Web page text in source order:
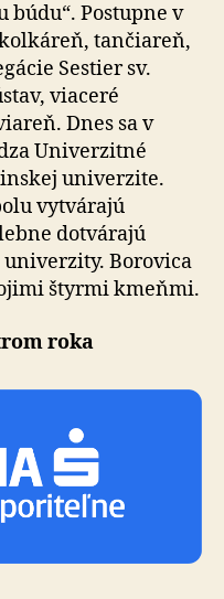
búdu“. Postupne v
tančiareň,
Sestier sv.
viaceré
Dnes sa v
Univerzitné
univerzite.
vytvárajú
dotvárajú
Borovica
štyrmi kmeňmi.
roka